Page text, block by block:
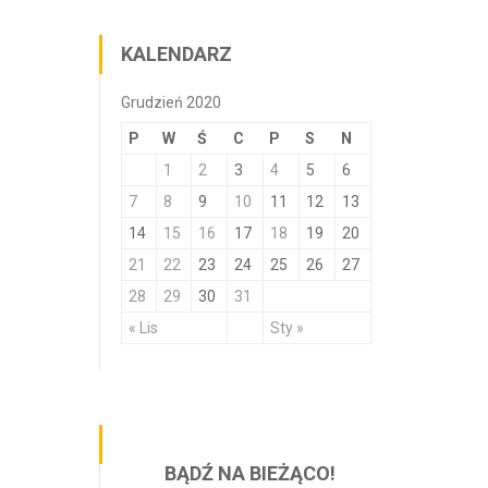
KALENDARZ
Grudzień 2020
P W Ś C P S N
« Lis Sty »
1 2 3 4 5
6
7
8 9 10 11 12
13
14
15 16 17 18 19
20
21
22 23 24 25 26
27
28
29 30 31
BĄDŹ NA BIEŻĄCO!